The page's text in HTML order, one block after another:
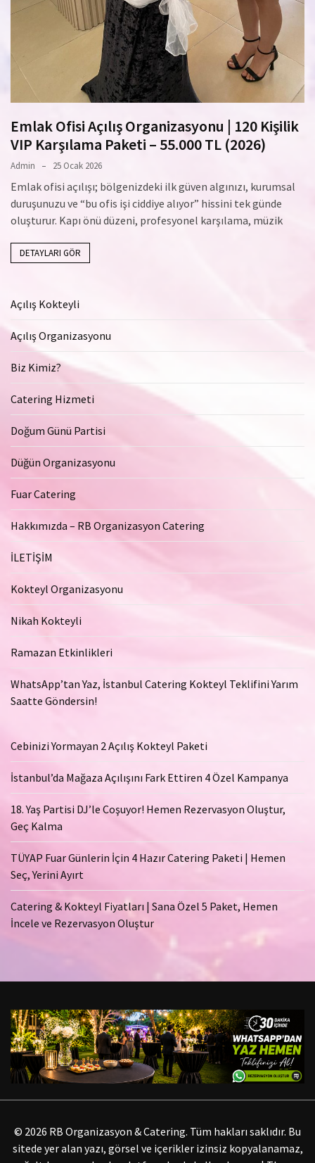
Emlak Ofisi Açılış Organizasyonu | 120 Kişilik
VIP Karşılama Paketi – 55.000 TL (2026)
Admin 25 Ocak 2026
Emlak ofisi açılışı; bölgenizdeki ilk güven algınızı, kurumsal
duruşunuzu ve “bu ofis işi ciddiye alıyor” hissini tek günde
oluşturur. Kapı önü düzeni, profesyonel karşılama, müzik
DETAYLARI GÖR
Açılış Kokteyli
Açılış Organizasyonu
Biz Kimiz?
Catering Hizmeti
Doğum Günü Partisi
Düğün Organizasyonu
Fuar Catering
Hakkımızda – RB Organizasyon Catering
İLETİŞİM
Kokteyl Organizasyonu
Nikah Kokteyli
Ramazan Etkinlikleri
WhatsApp’tan Yaz, İstanbul Catering Kokteyl Teklifini Yarım
Saatte Göndersin!
Cebinizi Yormayan 2 Açılış Kokteyl Paketi
İstanbul’da Mağaza Açılışını Fark Ettiren 4 Özel Kampanya
18. Yaş Partisi DJ’le Coşuyor! Hemen Rezervasyon Oluştur,
Geç Kalma
TÜYAP Fuar Günlerin İçin 4 Hazır Catering Paketi | Hemen
Seç, Yerini Ayırt
Catering & Kokteyl Fiyatları | Sana Özel 5 Paket, Hemen
İncele ve Rezervasyon Oluştur
© 2026 RB Organizasyon & Catering. Tüm hakları saklıdır. Bu
sitede yer alan yazı, görsel ve içerikler izinsiz kopyalanamaz,